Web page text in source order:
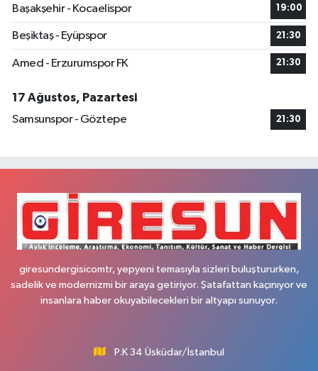
Başakşehir - Kocaelispor
19:00
Beşiktaş - Eyüpspor 21:30
Amed - Erzurumspor FK 21:30
17 Ağustos, Pazartesi
Samsunspor - Göztepe
21:30
giresundergisicomtr, yepyeni temasıyla sizleri buluştururken,
sadelik ve modernizmi bir araya getiriyor. Şatafattan kaçınıyor ve
insanlara haber okuyabilecekleri bir altyapı sunuyor.
P.K 34 Üsküdar/İstanbul